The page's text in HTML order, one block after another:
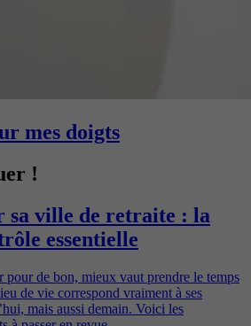
mes doigts
!
sa ville de retraite : la
essentielle
pour de bon, mieux vaut prendre le temps
de vie correspond vraiment à ses
mais aussi demain. Voici les